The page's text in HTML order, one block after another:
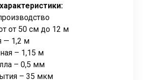
от 50 см до 12 м
— 1,2 м
– 1,15 м
– 0,5 мм
– 35 мкм